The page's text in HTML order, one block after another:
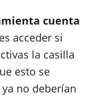
cuenta
acceder si
la casilla
esto se
no deberían